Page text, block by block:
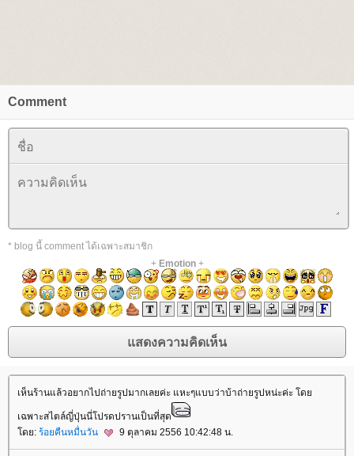
Comment
* blog นี้ comment ได้เฉพาะสมาชิก
+ Emotion+
เห็นร้านแล้วอยากไปถ่ายรูปมากเลยค่ะ แหะๆแบบว่าบ้าถ่ายรูปหน่ะค่ะ โด
เฉพาะสไตล์ญี่ปุ่นนี่โปรดปรานเป็นที่สุด
ดย: ร้อยคืนหมื่นวัน 9 ตุลาคม 2556 10:42:48 น.